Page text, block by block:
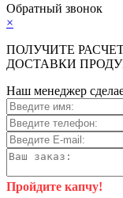
Обратный звонок
×
ПОЛУЧИТЕ
ДОСТАВКИ
Наш менеджер
Пройдите капчу!